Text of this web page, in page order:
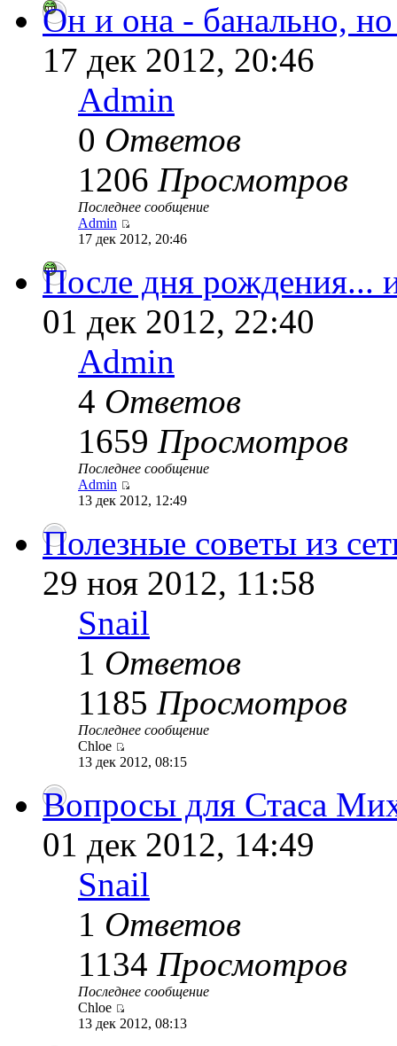
Он и она - банально,
17 дек 2012, 20:46
Admin
0 Ответов
1206 Просмотров
Последнее сообщение
Admin
17 дек 2012, 20:46
После дня рождения...
01 дек 2012, 22:40
Admin
4 Ответов
1659 Просмотров
Последнее сообщение
Admin
13 дек 2012, 12:49
Полезные советы из
29 ноя 2012, 11:58
Snail
1 Ответов
1185 Просмотров
Последнее сообщение
Chloe
13 дек 2012, 08:15
Вопросы для Стаса
01 дек 2012, 14:49
Snail
1 Ответов
1134 Просмотров
Последнее сообщение
Chloe
13 дек 2012, 08:13